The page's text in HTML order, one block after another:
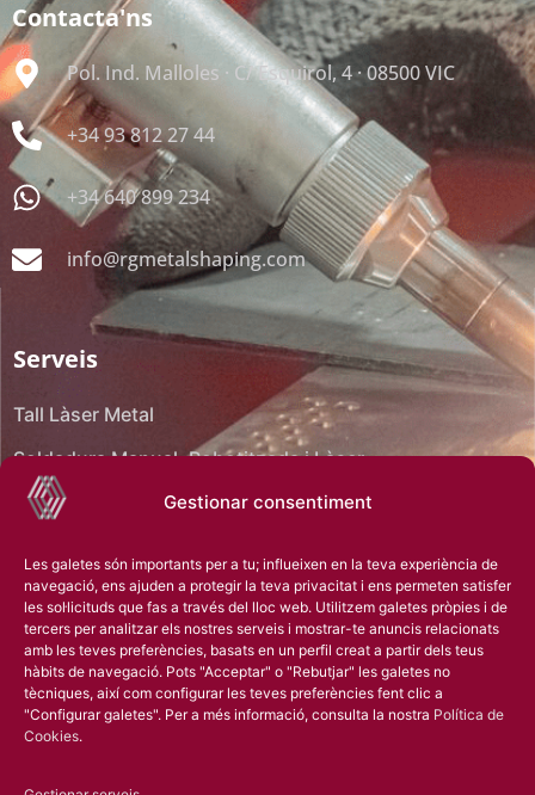
Gestionar consentiment
Les galetes són importants per a tu; influeixen en la teva experiència de
navegació, ens ajuden a protegir la teva privacitat i ens permeten satisfer
les sol·licituds que fas a través del lloc web. Utilitzem galetes pròpies i de
tercers per analitzar els nostres serveis i mostrar-te anuncis relacionats
amb les teves preferències, basats en un perfil creat a partir dels teus
hàbits de navegació. Pots "Acceptar" o "Rebutjar" les galetes no
tècniques, així com configurar les teves preferències fent clic a
"Configurar galetes". Per a més informació, consulta la nostra Política de
Cookies.
Serveis
Tall Làser Metal
Soldadura Manual, Robotitzada i Làser
Plegat CNC
Enginyeria Inversa
Muntatge
Oficina Tècnica
Escanejat 3D
Contacta'ns
Pol. Ind. Malloles · C/ Esquirol, 4 · 08500 VIC
+34 93 812 27 44
+34 640 899 234
info@rgmetalshaping.com